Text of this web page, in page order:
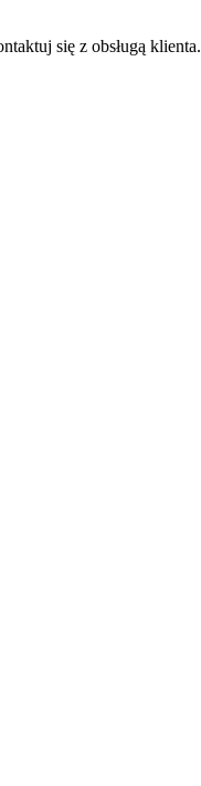
się z obsługą klienta.